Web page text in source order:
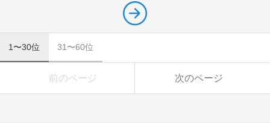
1〜30位 31〜60位
前のページ 次のページ